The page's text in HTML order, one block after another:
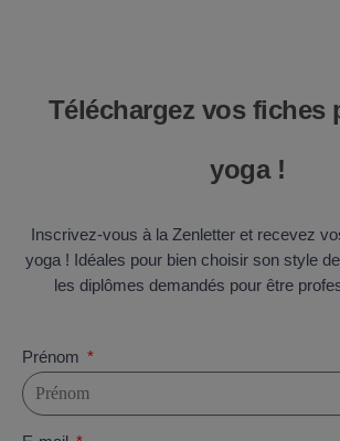
Téléchargez vos fiches
yoga !
Inscrivez-vous à la Zenletter et recevez
yoga ! Idéales pour bien choisir son style
les diplômes demandés pour être
Prénom